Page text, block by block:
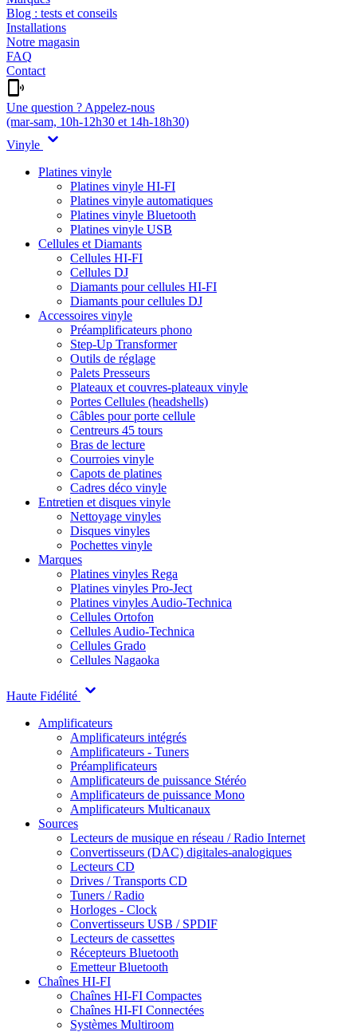
Blog : tests et conseils
Installations
Notre magasin
FAQ
Contact
Une question ? Appelez-nous
(mar-sam, 10h-12h30 et 14h-18h30)
Vinyle
Platines vinyle
Platines vinyle HI-FI
Platines vinyle automatiques
Platines vinyle Bluetooth
Platines vinyle USB
Cellules et Diamants
Cellules HI-FI
Cellules DJ
Diamants pour cellules HI-FI
Diamants pour cellules DJ
Accessoires vinyle
Préamplificateurs phono
Step-Up Transformer
Outils de réglage
Palets Presseurs
Plateaux et couvres-plateaux vinyle
Portes Cellules (headshells)
Câbles pour porte cellule
Centreurs 45 tours
Bras de lecture
Courroies vinyle
Capots de platines
Cadres déco vinyle
Entretien et disques vinyle
Nettoyage vinyles
Disques vinyles
Pochettes vinyle
Marques
Platines vinyles Rega
Platines vinyles Pro-Ject
Platines vinyles Audio-Technica
Cellules Ortofon
Cellules Audio-Technica
Cellules Grado
Cellules Nagaoka
Haute Fidélité
Amplificateurs
Amplificateurs intégrés
Amplificateurs - Tuners
Préamplificateurs
Amplificateurs de puissance Stéréo
Amplificateurs de puissance Mono
Amplificateurs Multicanaux
Sources
Lecteurs de musique en réseau / Radio Internet
Convertisseurs (DAC) digitales-analogiques
Lecteurs CD
Drives / Transports CD
Tuners / Radio
Horloges - Clock
Convertisseurs USB / SPDIF
Lecteurs de cassettes
Récepteurs Bluetooth
Emetteur Bluetooth
Chaînes HI-FI
Chaînes HI-FI Compactes
Chaînes HI-FI Connectées
Systèmes Multiroom